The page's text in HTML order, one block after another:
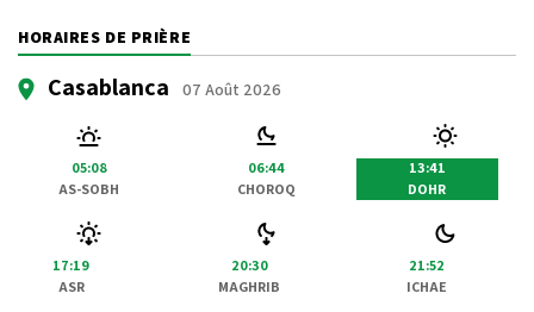
HORAIRES DE PRIÈRE
Casablanca 07 Août 2026
05:08
AS-SOBH
06:44
CHOROQ
13:41
DOHR
17:19
ASR
20:30
MAGHRIB
21:52
ICHAE